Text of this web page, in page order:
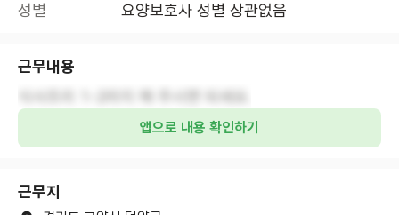
성별
요양보호사 성별 상관없음
근무내용
앱으로 내용 확인하기
근무지